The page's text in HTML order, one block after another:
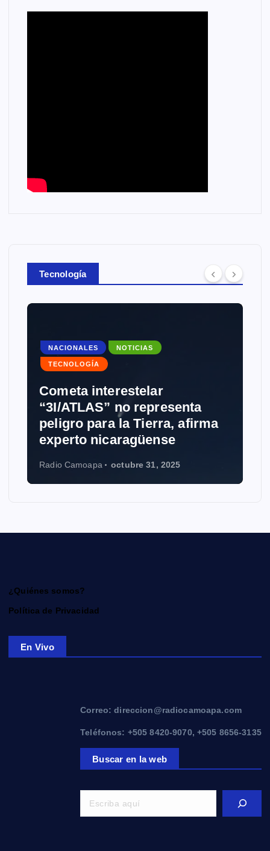
Tecnología
NOTICIAS
interestelar
no representa
la Tierra, afirma
nicaragüense
octubre 31, 2025
Grokipedia:
¿Quiénes somos?
Política de Privacidad
En Vivo
Correo: direccion@radiocamoapa.com
Teléfonos: +505 8420-9070, +505 8656-3135
Buscar en la web